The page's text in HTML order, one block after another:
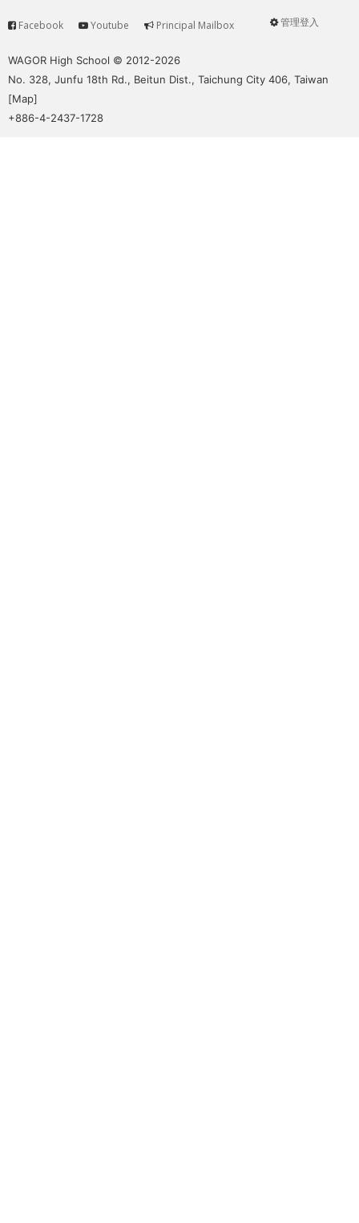
User
管理登入
Service
Facebook Youtube Principal Mailbox
WAGOR High School © 2012-2026
No. 328, Junfu 18th Rd., Beitun Dist., Taichung City 406, Taiwan
[Map]
+886-4-2437-1728